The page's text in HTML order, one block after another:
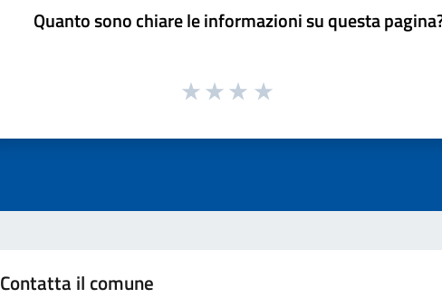
Quanto sono chiare le informazioni su questa
Contatta il comune